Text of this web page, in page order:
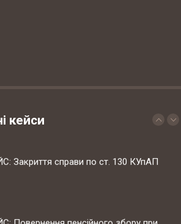
кейси
Повернення пенсійного збору при